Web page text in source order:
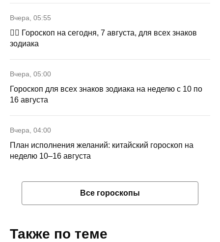
Вчера, 05:55
🧙‍♀ Гороскоп на сегодня, 7 августа, для всех знаков
зодиака
Вчера, 05:00
Гороскоп для всех знаков зодиака на неделю с 10 по
16 августа
Вчера, 04:00
План исполнения желаний: китайский гороскоп на
неделю 10–16 августа
Все гороскопы
Также по теме